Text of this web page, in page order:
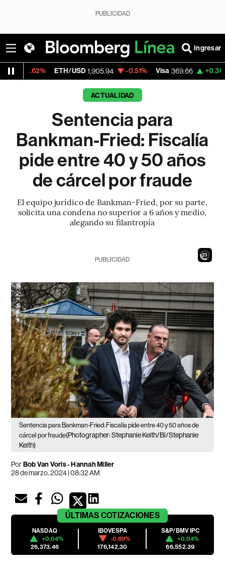
PUBLICIDAD
Ingresar
ETH/USD 1,905.94 -0.51% Visa 369.66 +0.30%
ACTUALIDAD
Sentencia para
Bankman-Fried: Fiscalía
pide entre 40 y 50 años
de cárcel por fraude
El equipo jurídico de Bankman-Fried, por su parte,
solicita una condena no superior a 6 años y medio,
alegando su filantropía
21
PUBLICIDAD
Sentencia para Bankman-Fried: Fiscalía pide entre 40 y 50 años de
cárcel por fraude(Photographer: Stephanie Keith/Bl/Stephanie
Keith)
PorBob Van Voris - Hannah Miller
28 de marzo, 2024 | 08:32 AM
ÚLTIMAS COTIZACIONES
NASDAQ
+0.04%
26,373.46
IBOVESPA
-0.89%
176,142.30
S&P/BMV IPC
+0.04%
66,552.39